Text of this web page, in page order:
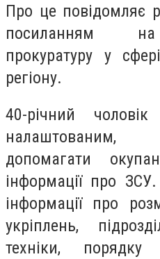
Про це повідомляє
посиланням на
прокуратуру у
регіону.
40-річний
допомагати
інформації про
інформації про
укріплень,
техніки,